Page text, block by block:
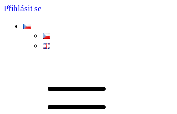
Přihlásit se